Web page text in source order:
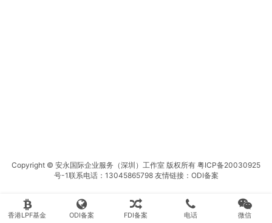
Copyright © 安永国际企业服务（深圳）工作室 版权所有 粤ICP备20030925
号-1联系电话：13045865798 友情链接： ODI备案
香港LPF基金 ODI备案 FDI备案 电话 微信